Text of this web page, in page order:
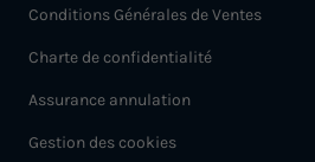
Conditions Générales de Ventes
Charte de confidentialité
Assurance annulation
Gestion des cookies